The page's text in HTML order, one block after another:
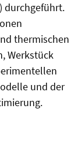
durchgeführt.
thermischen
Werkstück
und der